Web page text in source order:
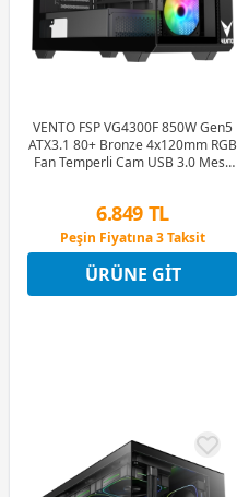
VENTO FSP VG4300F 850W Gen5
ATX3.1 80+ Bronze 4x120mm RGB
Fan Temperli Cam USB 3.0 Mesh
6.849 TL
Peşin Fiyatına 3 Taksit
12 Ay x 806 TL taksitle
Peşin Fiyatına 3 Taksit
ÜRÜNE GIT